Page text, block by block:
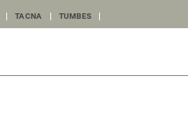
TACNA TUMBES